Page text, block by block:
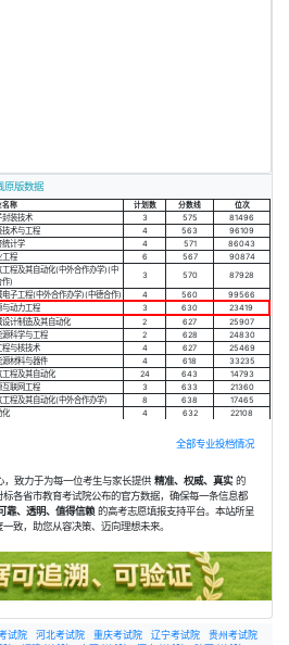
原版数据
名称 计划数 分数线
位次
封装技术 3 575
81496
技术与工程 4 563
96109
统计学 4 571
86043
工程 6 567
90874
工程及其自动化(中外合作办学)(中
作)
3 570
87928
电子工程(中外合作办学)(中德合作) 4 560
99566
与动力工程 3 630
23419
设计制造及其自动化 2 627
25907
源科学与工程 2 628
24830
程与核技术 4 627
25469
源材料与器件 4 618
33235
工程及其自动化 24 643
14793
互联网工程 3 633
21360
工程及其自动化(中外合作办学) 8 638
17465
化 4 632 22108
全部专业投档情况
致力于为每一位考生与家长提供 精准、权威、真实的
各省市教育考试院公布的官方数据，确保每一条信息都
靠、透明、值得信赖 的高考志愿填报支持平台。本站所呈
致，助您从容决策、迈向理想未来。
试院 河北考试院 重庆考试院 辽宁考试院
贵州考试院